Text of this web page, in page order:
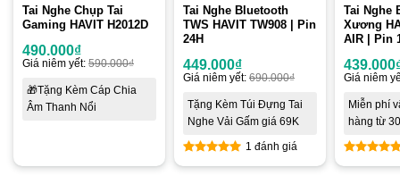
Tai Nghe Chụp Tai
Gaming HAVIT H2012D
490.000₫
Giá niêm yết: 590.000₫
🎁Tặng Kèm Cáp Chia
Âm Thanh Nổi
Tai Nghe Bluetooth
TWS HAVIT TW908 | Pin
24H
5out of 5
449.000₫
Giá niêm yết: 690.000₫
Tặng Kèm Túi Đựng Tai
Nghe Vải Gấm giá 69K
1 đánh giá
Tai Nghe
Xương
AIR | Pin
5out of
439.000
Giá niêm
Miễn phí
hàng từ